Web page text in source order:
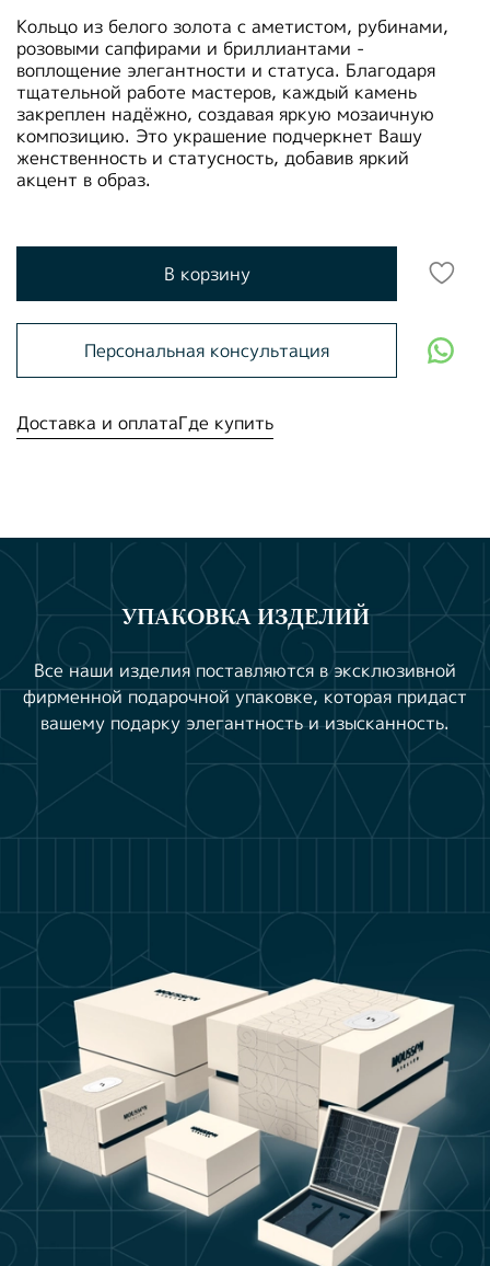
Кольцо из белого золота с аметистом, рубинами,
розовыми сапфирами и бриллиантами -
воплощение элегантности и статуса. Благодаря
тщательной работе мастеров, каждый камень
закреплен надёжно, создавая яркую мозаичную
композицию. Это украшение подчеркнет Вашу
женственность и статусность, добавив яркий
акцент в образ.
В корзину
Персональная консультация
Доставка и оплатаГде купить
УПАКОВКА ИЗДЕЛИЙ
Все наши изделия поставляются в эксклюзивной
фирменной подарочной упаковке, которая придаст
вашему подарку элегантность и изысканность.